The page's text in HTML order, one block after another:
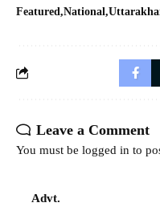
Featured National
Leave a Comment
You must be logged in to
Advt.